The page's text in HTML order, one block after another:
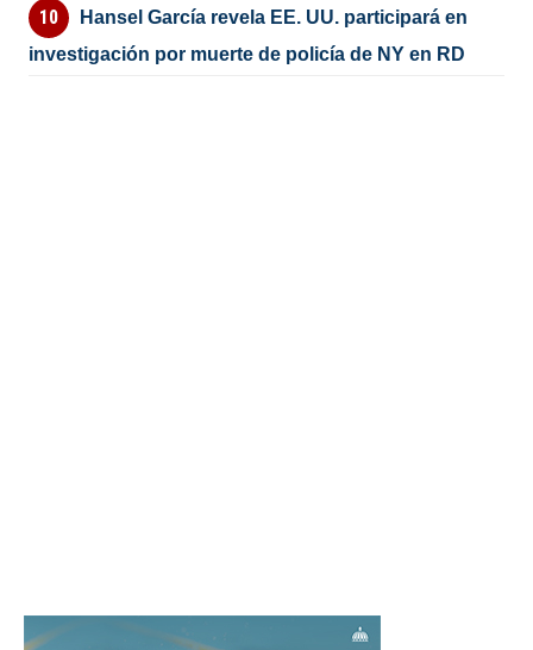
Hansel García revela EE. UU. participará en
investigación por muerte de policía de NY en RD